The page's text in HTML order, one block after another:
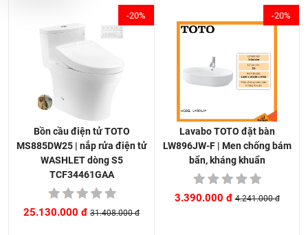
-20%
Bồn cầu điện tử TOTO
MS885DW25 | nắp rửa điện tử
WASHLET dòng S5
TCF34461GAA
25.130.000 đ 31.408.000 đ
-20%
Lavabo TOTO đặt bàn
LW896JW-F | Men chống bám
bẩn, kháng khuẩn
3.390.000 đ 4.241.000 đ